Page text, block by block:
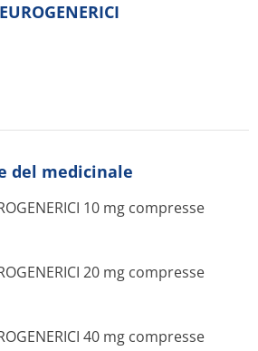
del medicinale
10 mg compresse
20 mg compresse
40 mg compresse